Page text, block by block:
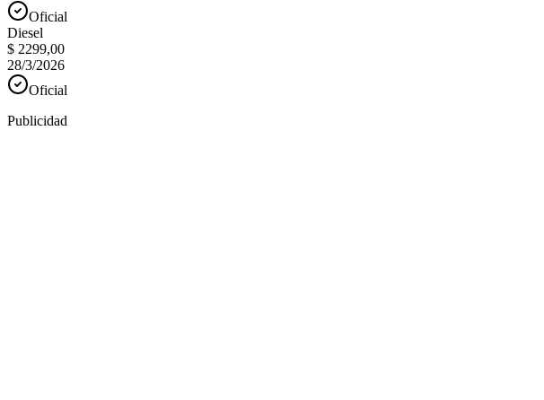
Oficial
Diesel
$ 2299,00
28/3/2026
Oficial
Publicidad